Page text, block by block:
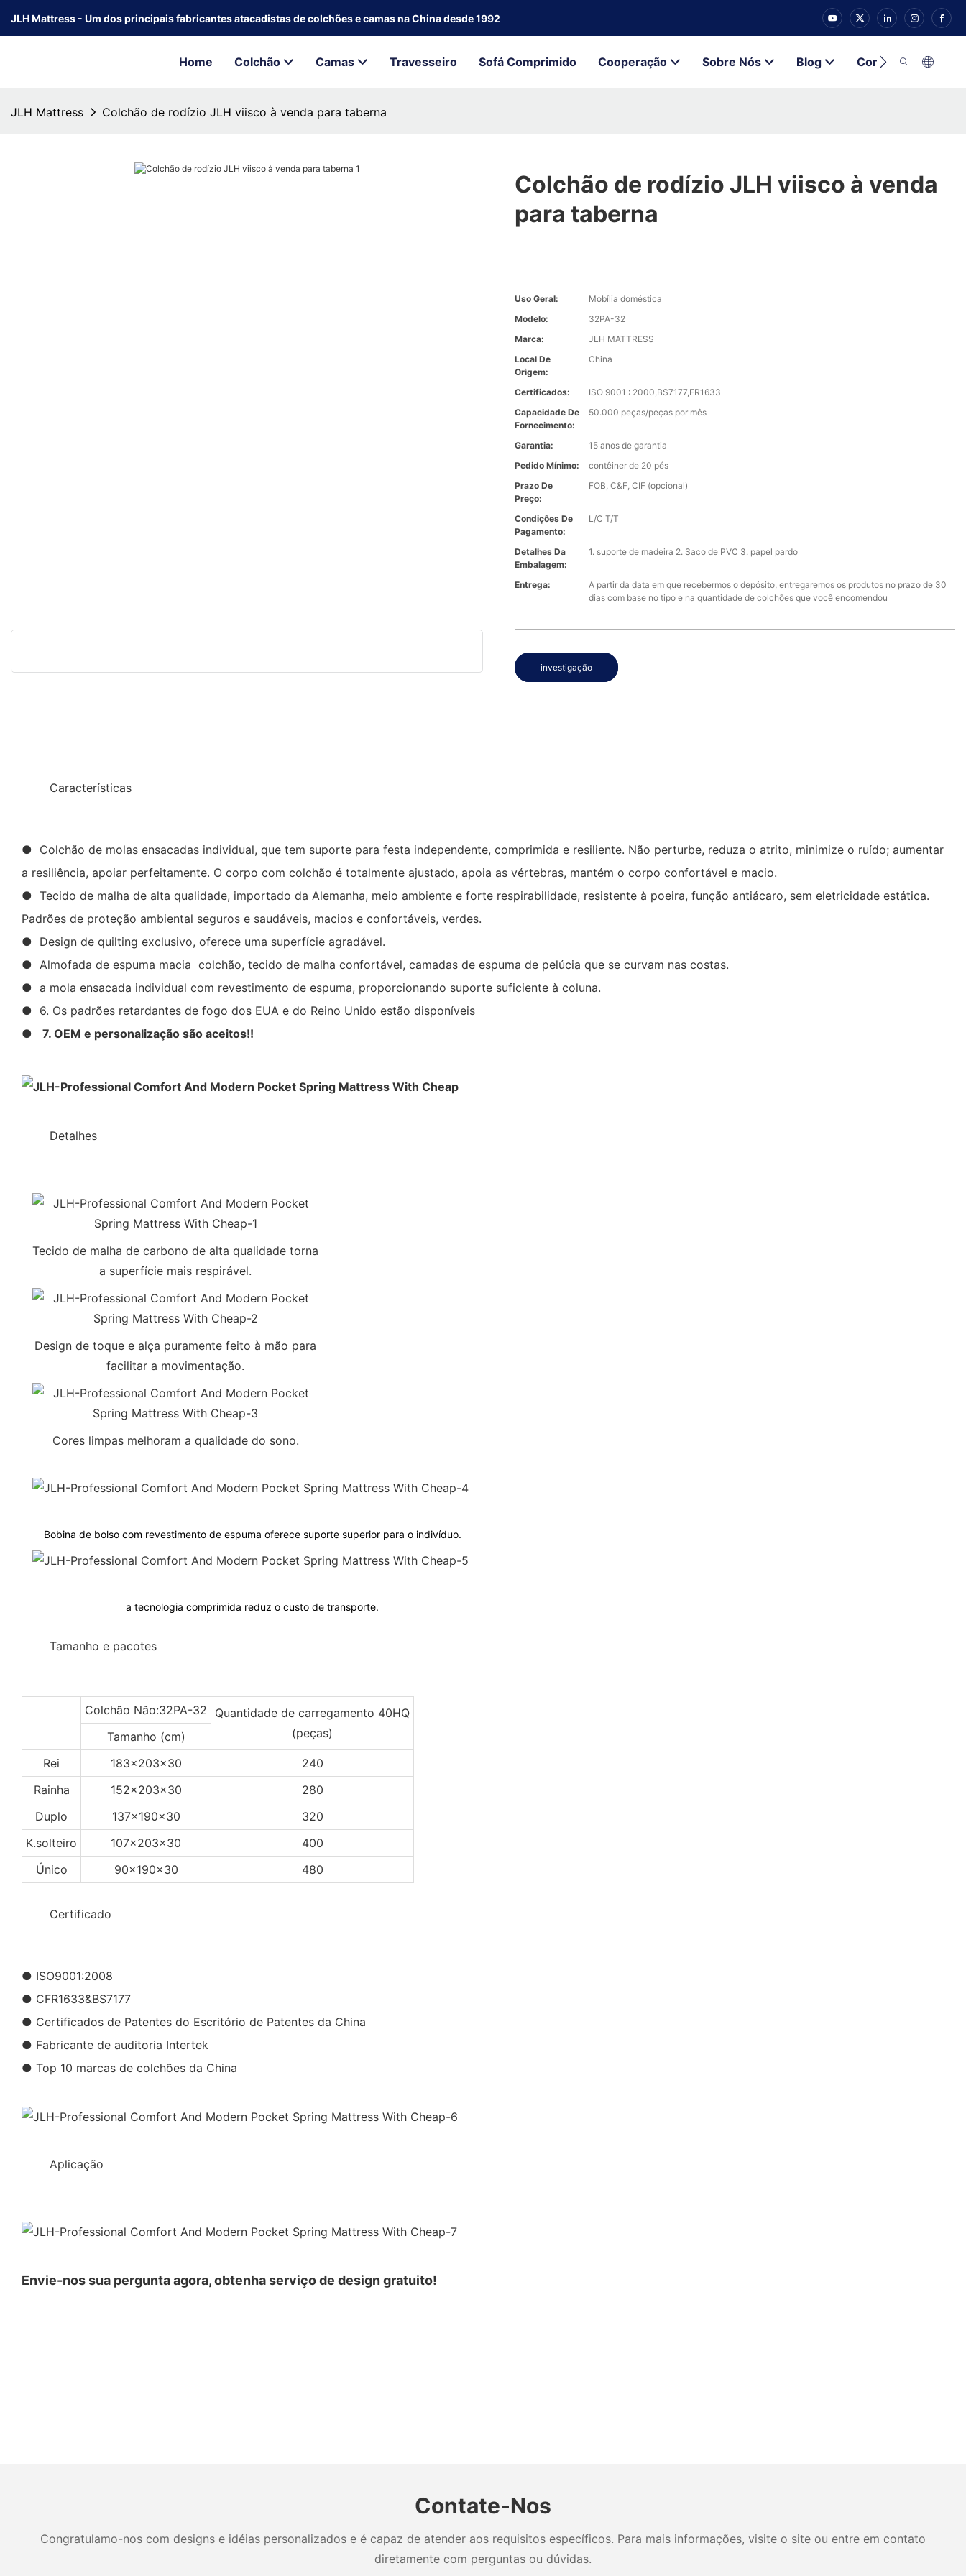
JLH Mattress - Um dos principais fabricantes atacadistas de colchões e camas na China desde 1992
Home Colchão Camas Travesseiro Sofá Comprimido Cooperação Sobre Nós Blog Contato
JLH Mattress Colchão de rodízio JLH viisco à venda para taberna
Colchão de rodízio JLH viisco à venda
para taberna
Uso Geral:
Mobília doméstica
Modelo:
32PA-32
Marca:
JLH MATTRESS
Local De
Origem:
China
Certificados:
ISO 9001 : 2000,BS7177,FR1633
Capacidade De
Fornecimento:
50.000 peças/peças por mês
Garantia:
15 anos de garantia
Pedido Mínimo:
contêiner de 20 pés
Prazo De
Preço:
FOB, C&F, CIF (opcional)
Condições De
Pagamento:
L/C T/T
Detalhes Da
Embalagem:
1. suporte de madeira 2. Saco de PVC 3. papel pardo
Entrega:
A partir da data em que recebermos o depósito, entregaremos os produtos no prazo de 30
dias com base no tipo e na quantidade de colchões que você encomendou
investigação
Características
● Colchão de molas ensacadas individual, que tem suporte para festa independente, comprimida e resiliente. Não perturbe, reduza o atrito, minimize o ruído; aumentar
a resiliência, apoiar perfeitamente. O corpo com colchão é totalmente ajustado, apoia as vértebras, mantém o corpo confortável e macio.
● Tecido de malha de alta qualidade, importado da Alemanha, meio ambiente e forte respirabilidade, resistente à poeira, função antiácaro, sem eletricidade estática.
Padrões de proteção ambiental seguros e saudáveis, macios e confortáveis, verdes.
● Design de quilting exclusivo, oferece uma superfície agradável.
● Almofada de espuma macia colchão, tecido de malha confortável, camadas de espuma de pelúcia que se curvam nas costas.
● a mola ensacada individual com revestimento de espuma, proporcionando suporte suficiente à coluna.
● 6. Os padrões retardantes de fogo dos EUA e do Reino Unido estão disponíveis
●
7. OEM e personalização são aceitos!!
Detalhes
Tecido de malha de carbono de alta qualidade torna
a superfície mais respirável.
Design de toque e alça puramente feito à mão para
facilitar a movimentação.
Cores limpas melhoram a qualidade do sono.
Bobina de bolso com revestimento de espuma oferece suporte superior para o indivíduo.
a tecnologia comprimida reduz o custo de transporte.
Tamanho e pacotes
Colchão Não:32PA-32
Quantidade de carregamento 40HQ
(peças)
Tamanho (cm)
Rei
183x203x30
240
Rainha
152x203x30
280
Duplo
137x190x30
320
K.solteiro
107x203x30
400
Único
90x190x30 480
Certificado
● ISO9001:2008
● CFR1633&BS7177
● Certificados de Patentes do Escritório de Patentes da China
● Fabricante de auditoria Intertek
● Top 10 marcas de colchões da China
Aplicação
Envie-nos sua pergunta agora, obtenha serviço de design gratuito!
Contate-Nos
Congratulamo-nos com designs e idéias personalizados e é capaz de atender aos requisitos específicos. Para mais informações, visite o site ou entre em contato
diretamente com perguntas ou dúvidas.